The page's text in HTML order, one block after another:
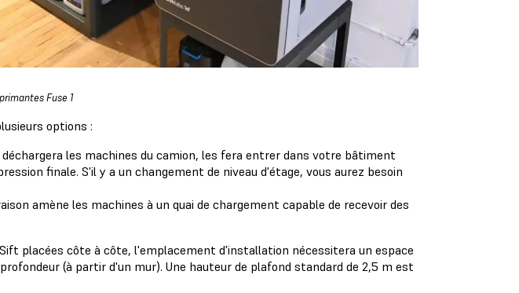
Fuse 1
options :
déchargera les machines du camion, les fera entrer dans votre bâtiment
finale. S'il y a un changement de niveau d'étage, vous aurez besoin
amène les machines à un quai de chargement capable de recevoir des
placées côte à côte, l'emplacement d'installation nécessitera un espace
(à partir d'un mur). Une hauteur de plafond standard de 2,5 m est